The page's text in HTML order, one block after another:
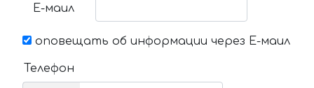
Е-маил
оповещать об информации через Е-маил
Телефон